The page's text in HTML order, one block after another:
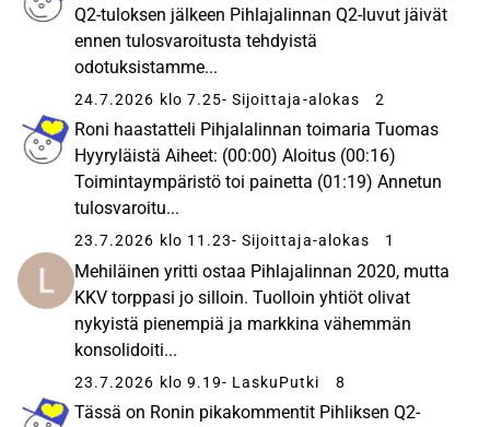
Q2-tuloksen jälkeen Pihlajalinnan Q2-luvut jäivät
ennen tulosvaroitusta tehdyistä
odotuksistamme...
24.7.2026 klo 7.25- Sijoittaja-alokas 2
Roni haastatteli Pihjalalinnan toimaria Tuomas
Hyyryläistä Aiheet: (00:00) Aloitus (00:16)
Toimintaympäristö toi painetta (01:19) Annetun
tulosvaroitu...
23.7.2026 klo 11.23- Sijoittaja-alokas 1
Mehiläinen yritti ostaa Pihlajalinnan 2020, mutta
KKV torppasi jo silloin. Tuolloin yhtiöt olivat
nykyistä pienempiä ja markkina vähemmän
konsolidoiti...
23.7.2026 klo 9.19- LaskuPutki 8
Tässä on Ronin pikakommentit Pihliksen Q2-